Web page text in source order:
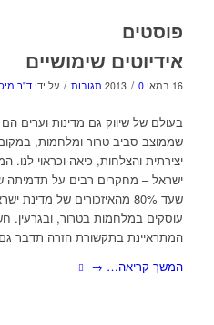
פוסטים
אידיוטים שימושיים
16 במאי 2013 / 0 תגובות / על ידי ד"ר
בעולם של שיווק גם מדינות וערים
שממוצב סביב טרור ומלחמות,
יצירתית והצלחות, כיאה וכראוי
ישראל – מחקרים רבים על תדמיתה
שעד 80% מהאיזכורים של
עוסקים במלחמות בטרור, ובגרעין.
המתראיינת בתקשורת הזרה תדבר
המשך קריאה… →